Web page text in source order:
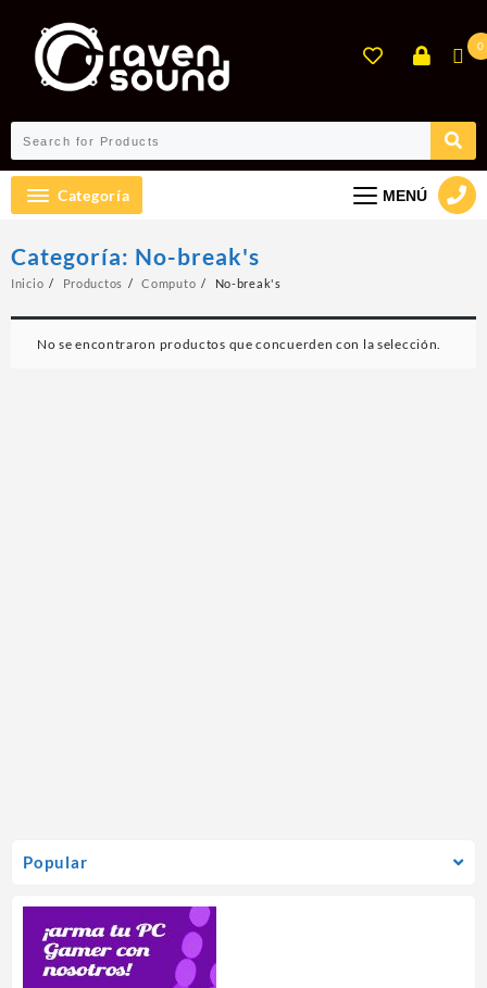
contenido
0
Categoría MENÚ
Popular
Categoría: No-break's
Inicio Productos Computo No-break's
No se encontraron productos que concuerden con la selección.